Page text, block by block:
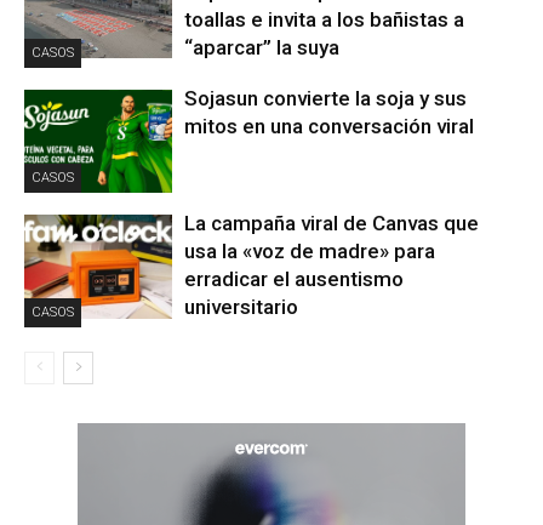
CASOS
toallas e invita a los bañistas a
“aparcar” la suya
CASOS
Sojasun convierte la soja y sus
mitos en una conversación viral
CASOS
La campaña viral de Canvas que
usa la «voz de madre» para
erradicar el ausentismo
universitario